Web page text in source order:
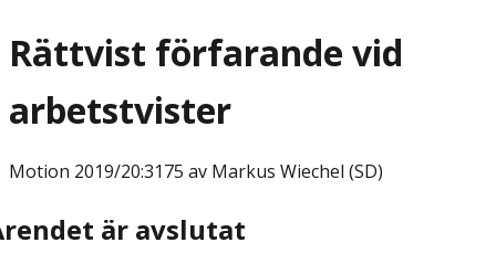
Rättvist förfarande vid
arbetstvister
Motion 2019/20:3175 av Markus Wiechel (SD)
är avslutat